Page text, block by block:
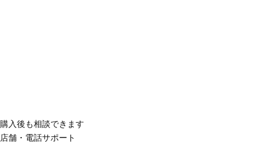
購入後も相談できます
店舗・電話サポート